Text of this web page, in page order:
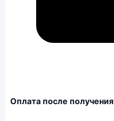
Оплата после получения